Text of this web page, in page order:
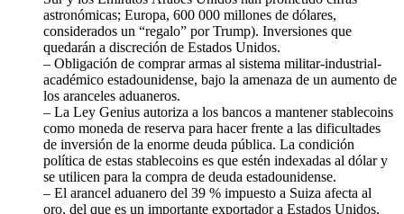
astronómicas; Europa, 600 000 millones de dólares,
considerados un “regalo” por Trump). Inversiones que
quedarán a discreción de Estados Unidos.
– Obligación de comprar armas al sistema militar-industrial-
académico estadounidense, bajo la amenaza de un aumento de
los aranceles aduaneros.
– La Ley Genius autoriza a los bancos a mantener stablecoins
como moneda de reserva para hacer frente a las dificultades
de inversión de la enorme deuda pública. La condición
política de estas stablecoins es que estén indexadas al dólar y
se utilicen para la compra de deuda estadounidense.
– El arancel aduanero del 39 % impuesto a Suiza afecta al
oro, del que es un importante exportador a Estados Unidos,